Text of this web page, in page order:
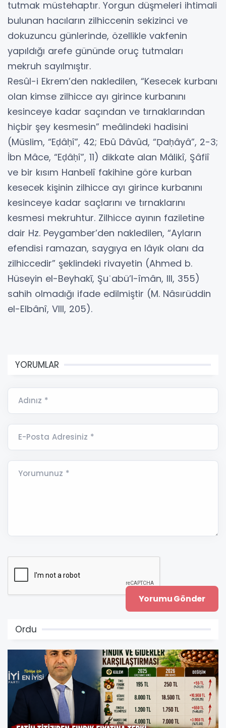
tutmak müstehaptır. Yorgun düşmeleri ihtimali
bulunan hacıların zilhiccenin sekizinci ve
dokuzuncu günlerinde, özellikle vakfenin
yapıldığı arefe gününde oruç tutmaları
mekruh sayılmıştır.
Resûl-i Ekrem’den nakledilen, “Kesecek kurbanı
olan kimse zilhicce ayı girince kurbanını
kesinceye kadar saçından ve tırnaklarından
hiçbir şey kesmesin” meâlindeki hadisini
(Müslim, “Eḍâḥî”, 42; Ebû Dâvûd, “Ḍaḥâyâ”, 2-3;
İbn Mâce, “Eḍâḥî”, 11) dikkate alan Mâlikî, Şâfiî
ve bir kısım Hanbelî fakihine göre kurban
kesecek kişinin zilhicce ayı girince kurbanını
kesinceye kadar saçlarını ve tırnaklarını
kesmesi mekruhtur. Zilhicce ayının faziletine
dair Hz. Peygamber’den nakledilen, “Ayların
efendisi ramazan, saygıya en lâyık olanı da
zilhiccedir” şeklindeki rivayetin (Ahmed b.
Hüseyin el-Beyhakī, Şuʿabü’l-îmân, III, 355)
sahih olmadığı ifade edilmiştir (M. Nâsırüddin
el-Elbânî, VIII, 205).
YORUMLAR
Adınız *
E-Posta Adresiniz *
Yorumunuz *
Ordu